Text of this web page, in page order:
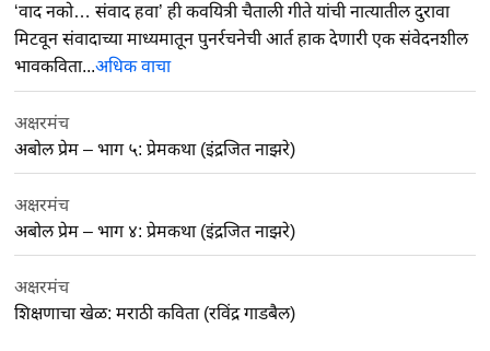
‘वाद नको… संवाद हवा’ ही कवयित्री चैताली गीते यांची नात्यातील दुरावा
मिटवून संवादाच्या माध्यमातून पुनर्रचनेची आर्त हाक देणारी एक संवेदनशील
भावकविता...अधिक वाचा
अक्षरमंच
अबोल प्रेम – भाग ५: प्रेमकथा (इंद्रजित नाझरे)
अक्षरमंच
अबोल प्रेम – भाग ४: प्रेमकथा (इंद्रजित नाझरे)
अक्षरमंच
शिक्षणाचा खेळ: मराठी कविता (रविंद्र गाडबैल)